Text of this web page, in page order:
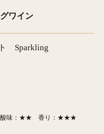
ワイン
Sparkling
酸味：★★ 香り：★★★